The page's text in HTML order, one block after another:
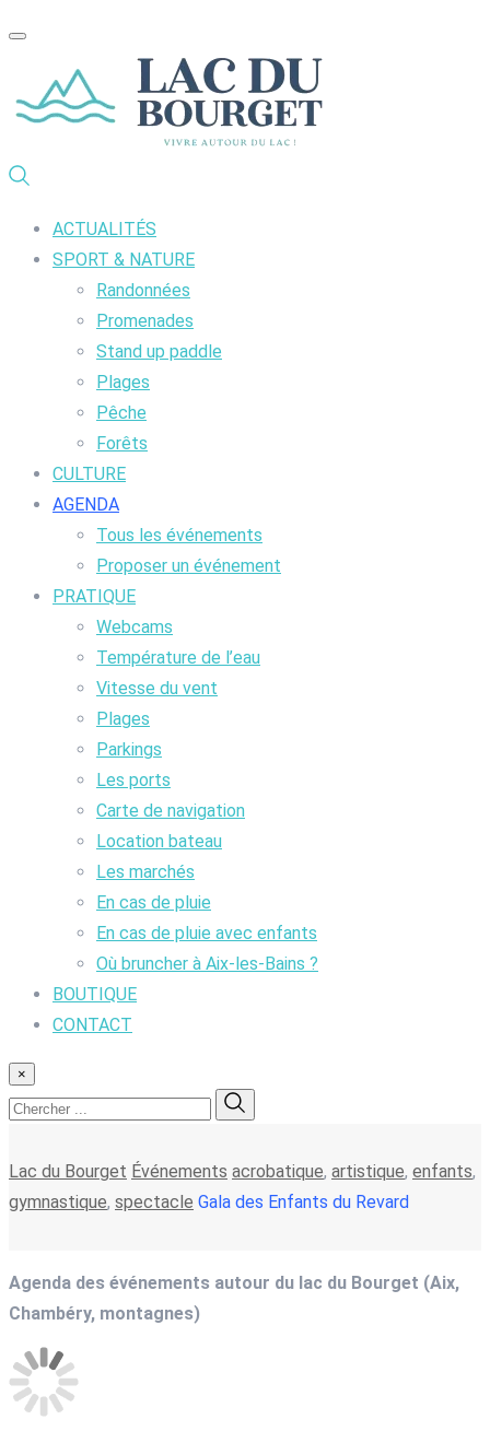
ACTUALITÉS
SPORT & NATURE
Randonnées
Promenades
Stand up paddle
Plages
Pêche
Forêts
CULTURE
AGENDA
Tous les événements
Proposer un événement
PRATIQUE
Webcams
Température de l’eau
Vitesse du vent
Plages
Parkings
Les ports
Carte de navigation
Location bateau
Les marchés
En cas de pluie
En cas de pluie avec enfants
Où bruncher à Aix-les-Bains ?
BOUTIQUE
CONTACT
×
Lac du Bourget Événements acrobatique, artistique, enfants,
gymnastique, spectacle Gala des Enfants du Revard
Agenda des événements autour du lac du Bourget (Aix,
Chambéry, montagnes)